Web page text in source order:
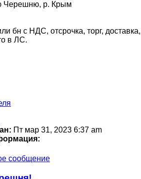
Черешню, р. Крым
бн с НДС, отсрочка, торг, доставка,
в ЛС.
Пт мар 31, 2023 6:37 am
сообщение